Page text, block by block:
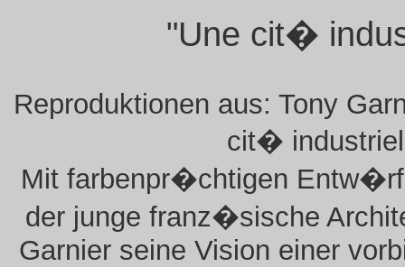
"Une cit�
Reproduktionen aus: Tony
cit�
Mit farbenpr�chtigen
der junge franz�sische
Garnier seine Vision einer